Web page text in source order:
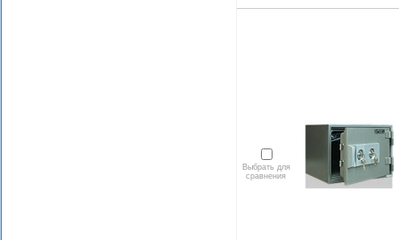
Выбрать для
сравнения